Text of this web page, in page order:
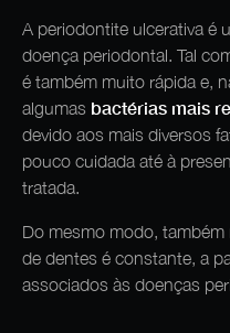
A periodontite ulcerativa é
doença periodontal. Tal
é também muito rápida e,
algumas bactérias mais
devido aos mais diversos
pouco cuidada até à
tratada.
Do mesmo modo, também
de dentes é constante, a
associados às doenças